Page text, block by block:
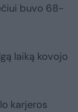
buvo 68-
laiką kovojo
karjeros